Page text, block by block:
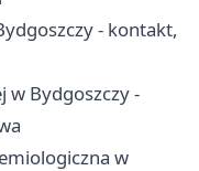
- kontakt,
w Bydgoszczy -
w